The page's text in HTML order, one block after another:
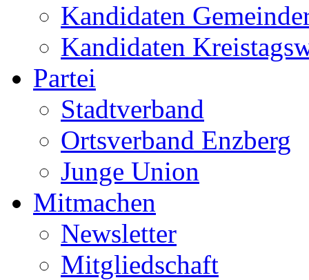
Kandidaten
Kandidaten
Partei
Stadtverband
Ortsverband Enzberg
Junge Union
Mitmachen
Newsletter
Mitgliedschaft